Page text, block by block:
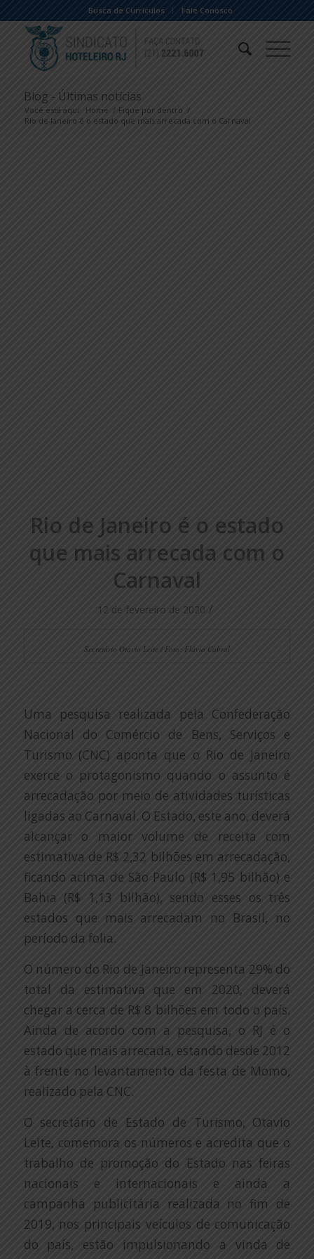
Busca de Currículos Fale Conosco
Blog - Últimas notícias
Você está aqui: Home / Fique por dentro /
Rio de Janeiro é o estado que mais arrecada com o Carnaval
Rio de Janeiro é o estado
que mais arrecada com o
Carnaval
12 de fevereiro de 2020 /
Secretário Otavio Leite / Foto: Flávio Cabral
Uma pesquisa realizada pela Confederação
Nacional do Comércio de Bens, Serviços e
Turismo (CNC) aponta que o Rio de Janeiro
exerce o protagonismo quando o assunto é
arrecadação por meio de atividades turísticas
ligadas ao Carnaval. O Estado, este ano, deverá
alcançar o maior volume de receita com
estimativa de R$ 2,32 bilhões em arrecadação,
ficando acima de São Paulo (R$ 1,95 bilhão) e
Bahia (R$ 1,13 bilhão), sendo esses os três
estados que mais arrecadam no Brasil, no
período da folia.
O número do Rio de Janeiro representa 29% do
total da estimativa que em 2020, deverá
chegar a cerca de R$ 8 bilhões em todo o país.
Ainda de acordo com a pesquisa, o RJ é o
estado que mais arrecada, estando desde 2012
à frente no levantamento da festa de Momo,
realizado pela CNC.
O secretário de Estado de Turismo, Otavio
Leite, comemora os números e acredita que o
trabalho de promoção do Estado nas feiras
nacionais e internacionais e ainda a
campanha publicitária realizada no fim de
2019, nos principais veículos de comunicação
do país, estão impulsionando a vinda de